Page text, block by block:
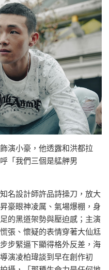
演小豪，他透露和洪都拉
「我們三個是艋舺男
名設計師許品詩操刀，放大
豪眼神凌厲、氣場爆棚，身
的黑道架勢與壓迫感；主演
張、懷疑的表情穿著大仙尪
步緊逼下顯得格外反差，海
演凌柏瑋談到早在創作初